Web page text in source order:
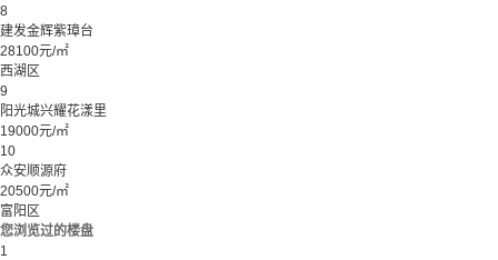
8
建发金辉紫璋台
28100元/㎡
西湖区
9
阳光城兴耀花漾里
19000元/㎡
10
众安顺源府
20500元/㎡
富阳区
您浏览过的楼盘
1